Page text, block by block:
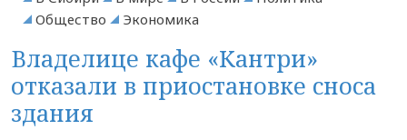
Общество
Экономика
Владелице кафе «Кантри»
отказали в приостановке сноса
здания